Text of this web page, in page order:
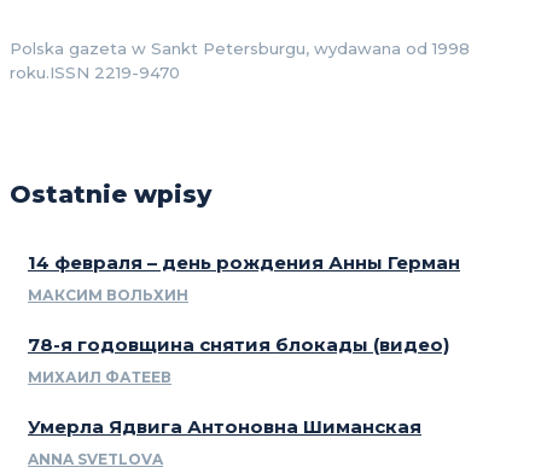
Polska gazeta w Sankt Petersburgu, wydawana od 1998
roku.ISSN 2219-9470
Ostatnie wpisy
14 февраля – день рождения Анны Герман
МАКСИМ ВОЛЬХИН
78-я годовщина снятия блокады (видео)
МИХАИЛ ФАТЕЕВ
Умерла Ядвига Антоновна Шиманская
ANNA SVETLOVA